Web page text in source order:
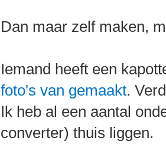
Dan maar zelf maken,
Iemand heeft een
foto's van gemaakt.
Ik heb al een aantal
converter) thuis liggen.